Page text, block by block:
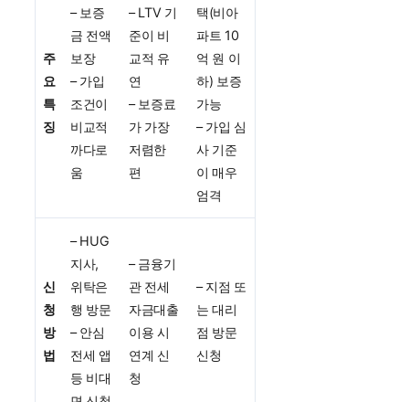
주
요
특
징
– 보증
금 전액
보장
– 가입
조건이
비교적
까다로
움
– LTV 기
준이 비
교적 유
연
– 보증료
가 가장
저렴한
편
택(비아
파트 10
억 원 이
하) 보증
가능
– 가입 심
사 기준
이 매우
엄격
신
청
방
법
– HUG
지사,
위탁은
행 방문
– 안심
전세 앱
등 비대
– 금융기
관 전세
자금대출
이용 시
연계 신
청
– 지점 또
는 대리
점 방문
신청